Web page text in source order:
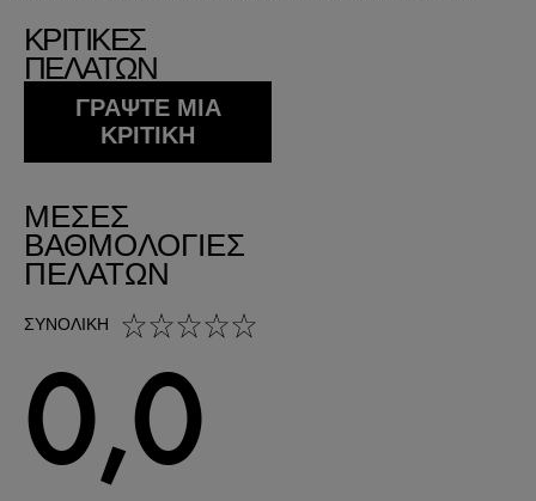
ΚΡΙΤΙΚΕΣ
ΠΕΛΑΤΩΝ
ΓΡΆΨΤΕ ΜΙΑ
ΚΡΙΤΙΚΉ
ΜΈΣΕΣ
ΒΑΘΜΟΛΟΓΊΕΣ
ΠΕΛΑΤΏΝ
ΣΥΝΟΛΙΚΉ
0,0 out of 5 stars
0,0